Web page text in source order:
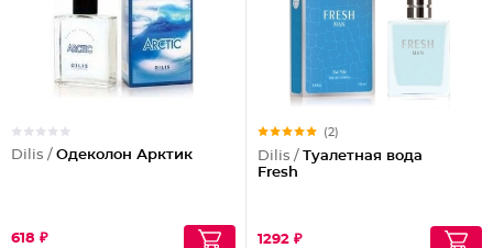
Dilis / Одеколон Арктик
618 ₽
(2)
Dilis / Туалетная вода
Fresh
1292 ₽